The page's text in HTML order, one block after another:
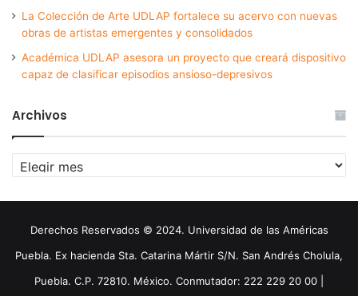
La Colección de Arte UDLAP fortalece su acervo con nuevas
obras de artistas emergentes y consolidados
Académica UDLAP asesora un proyecto que creará dispositivo
capaz de clasificar episodios ansioso-depresivos
Archivos
Archivos
Derechos Reservados © 2024. Universidad de las Américas
Puebla. Ex hacienda Sta. Catarina Mártir S/N. San Andrés Cholula,
Puebla. C.P. 72810. México. Conmutador: 222 229 20 00 |